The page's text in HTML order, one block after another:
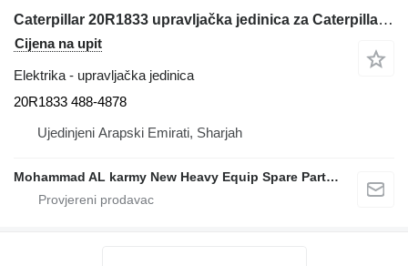
Caterpillar 20R1833 upravljačka jedinica za Caterpillar 980K 982M C18 C15 C13 390F 352F 349E prednjeg utovarivača
Cijena na upit
Elektrika - upravljačka jedinica
20R1833 488-4878
Ujedinjeni Arapski Emirati, Sharjah
Mohammad AL karmy New Heavy Equip Spare Parts TR L.L.C Sole proprietorship